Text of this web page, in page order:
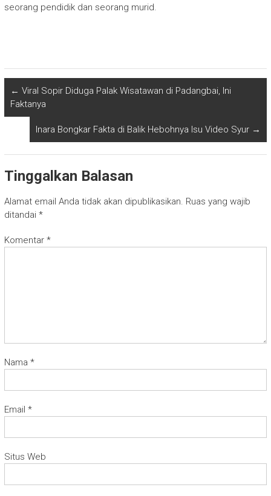
seorang pendidik dan seorang murid.
← Viral Sopir Diduga Palak Wisatawan di Padangbai, Ini
Faktanya
Inara Bongkar Fakta di Balik Hebohnya Isu Video Syur →
Tinggalkan Balasan
Alamat email Anda tidak akan dipublikasikan. Ruas yang wajib
ditandai *
Komentar *
Nama *
Email *
Situs Web